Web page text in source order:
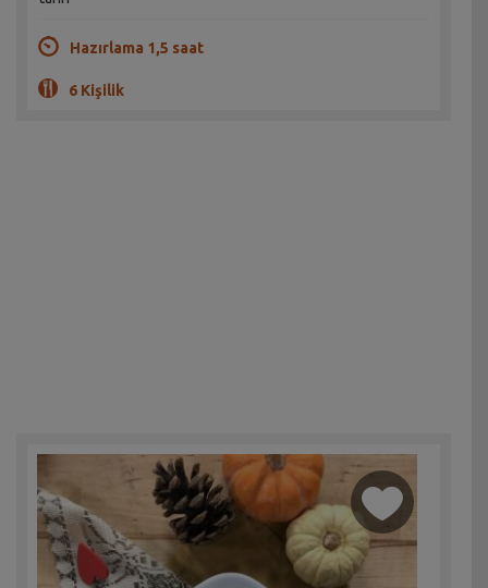
Hazırlama 1,5 saat
6 Kişilik